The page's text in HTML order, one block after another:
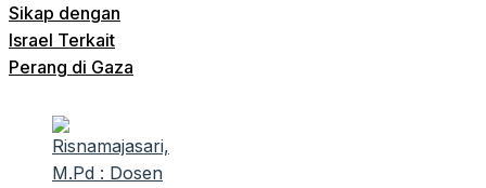
Sikap dengan
Israel Terkait
Perang di Gaza